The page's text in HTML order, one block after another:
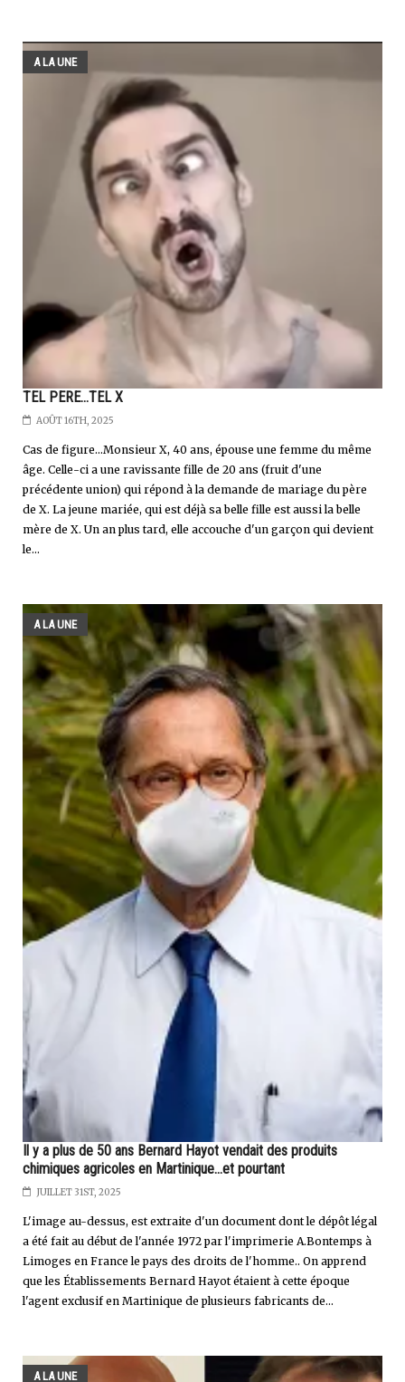
A LA UNE
TEL PERE...TEL X
AOÛT 16TH, 2025
Cas de figure...Monsieur X, 40 ans, épouse une femme du même
âge. Celle-ci a une ravissante fille de 20 ans (fruit d'une
précédente union) qui répond à la demande de mariage du père
de X. La jeune mariée, qui est déjà sa belle fille est aussi la belle
mère de X. Un an plus tard, elle accouche d'un garçon qui devient
le...
A LA UNE
Il y a plus de 50 ans Bernard Hayot vendait des produits
chimiques agricoles en Martinique...et pourtant
JUILLET 31ST, 2025
L'image au-dessus, est extraite d'un document dont le dépôt légal
a été fait au début de l'année 1972 par l'imprimerie A.Bontemps à
Limoges en France le pays des droits de l'homme.. On apprend
que les Établissements Bernard Hayot étaient à cette époque
l'agent exclusif en Martinique de plusieurs fabricants de...
A LA UNE